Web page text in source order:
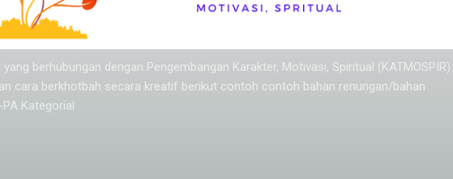
berhubungan dengan Pengembangan Karakter, Motivasi, Spiritual (KATMOSPIR).
cara berkhotbah secara kreatif berikut contoh contoh bahan renungan/bahan
Kategorial